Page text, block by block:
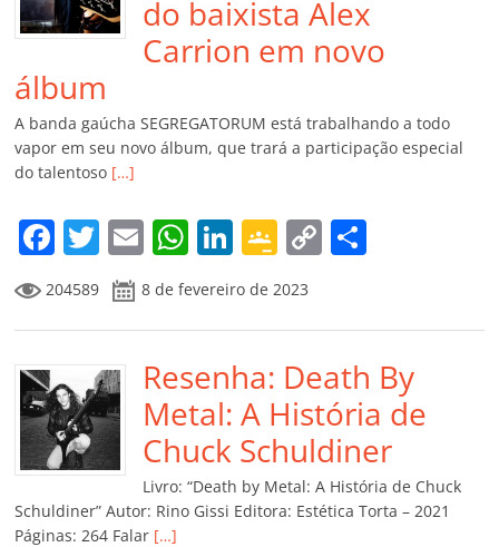
do baixista Alex
Carrion em novo
álbum
A banda gaúcha SEGREGATORUM está trabalhando a todo
vapor em seu novo álbum, que trará a participação especial
do talentoso […]
F
a
c
e
b
o
o
k
T
w
itt
er
E
m
ai
l
W
at
s
A
p
p
Li
k
e
dI
n
G
o
o
gl
e
Cl
a
ss
ro
C
y
Li
n
k
p
ar
til
h
ar
204589 8 de fevereiro de 2023
Resenha: Death By
Metal: A História de
Chuck Schuldiner
Livro: “Death by Metal: A História de Chuck
Schuldiner” Autor: Rino Gissi Editora: Estética Torta – 2021
Páginas: 264 Falar […]